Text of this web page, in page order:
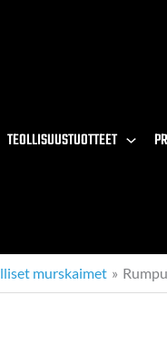
TEOLLISUUSTUOTTEET
murskaimet